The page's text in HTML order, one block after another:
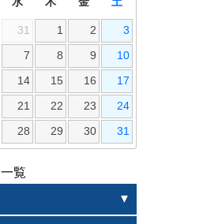
31 1 2 3
7 8 9 10
14 15 16 17
21 22 23 24
28 29 30 31
覧